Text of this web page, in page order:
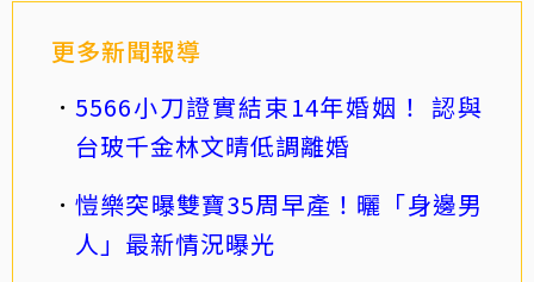
更多新聞報導
5566小刀證實結束14年婚姻！ 認與
台玻千金林文晴低調離婚
愷樂突曝雙寶35周早產！曬「身邊男
人」最新情況曝光